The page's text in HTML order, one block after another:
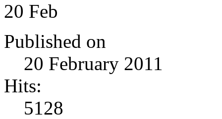
20 Feb
Published on
20 February 2011
Hits:
5128